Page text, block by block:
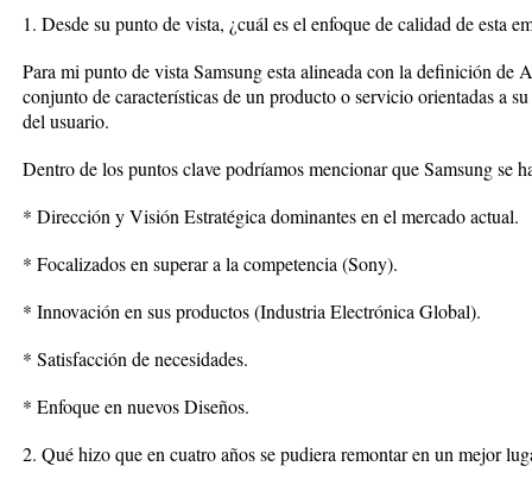
1. Desde su punto de vista, ¿cuál es el enfoque de calidad de esta
Para mi punto de vista Samsung esta alineada con la definición de
conjunto de características de un producto o servicio orientadas a
del usuario.
Dentro de los puntos clave podríamos mencionar que Samsung se
* Dirección y Visión Estratégica dominantes en el mercado actual.
* Focalizados en superar a la competencia (Sony).
* Innovación en sus productos (Industria Electrónica Global).
* Satisfacción de necesidades.
* Enfoque en nuevos Diseños.
2. Qué hizo que en cuatro años se pudiera remontar en un mejor